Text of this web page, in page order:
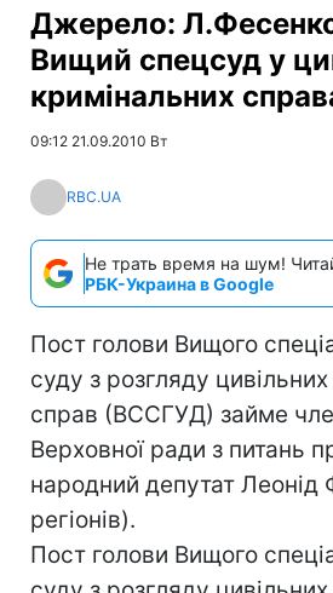
Джерело:
Вищий спецсуд у
кримінальних
09:12 21.09.2010 Вт
RBC.UA
Не трать время на шум!
РБК-Украина в Google
Пост голови Вищого
суду з розгляду
справ (ВССГУД) займе
Верховної ради з питань
народний депутат Леонід
регіонів).
Пост голови Вищого